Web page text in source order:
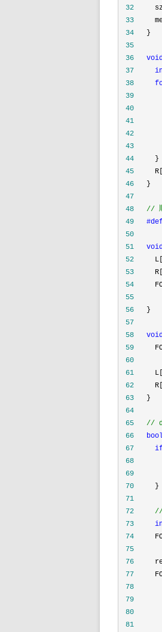
32
33
34
35
36
37
38
39
40
41
42
43
44
45
46
47
48
//
49
50
51
52
53
54
55
56
57
58
59
60
61
62
63
64
65
//
66
67
68
69
70
71
72
//
73
74
75
76
77
78
79
80
81